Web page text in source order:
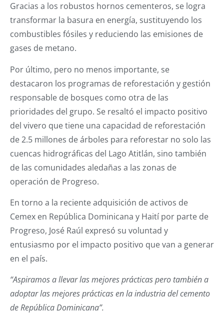
Gracias a los robustos hornos cementeros, se logra
transformar la basura en energía, sustituyendo los
combustibles fósiles y reduciendo las emisiones de
gases de metano.
Por último, pero no menos importante, se
destacaron los programas de reforestación y gestión
responsable de bosques como otra de las
prioridades del grupo. Se resaltó el impacto positivo
del vivero que tiene una capacidad de reforestación
de 2.5 millones de árboles para reforestar no solo las
cuencas hidrográficas del Lago Atitlán, sino también
de las comunidades aledañas a las zonas de
operación de Progreso.
En torno a la reciente adquisición de activos de
Cemex en República Dominicana y Haití por parte de
Progreso, José Raúl expresó su voluntad y
entusiasmo por el impacto positivo que van a generar
en el país.
“Aspiramos a llevar las mejores prácticas pero también a
adoptar las mejores prácticas en la industria del cemento
de República Dominicana”.